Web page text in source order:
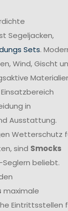
Segeljacken,
Sets.
Wind, Gischt
in
Ausstattung.
Wetterschutz
sind Smocks
beliebt.
maximale
Eintrittsstellen